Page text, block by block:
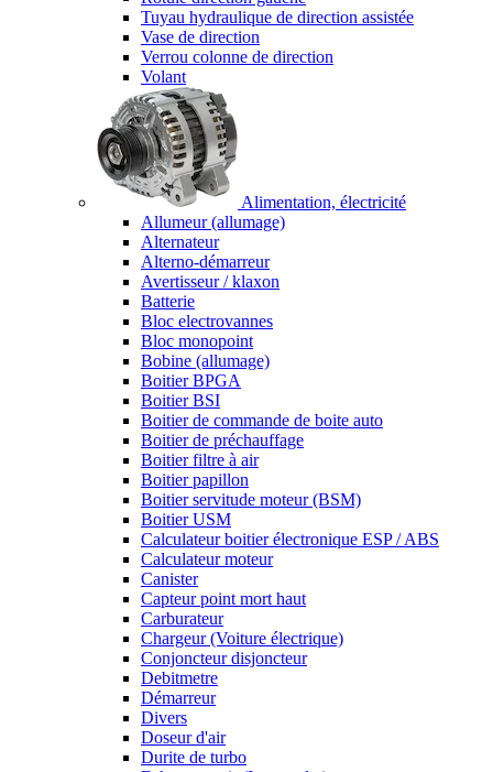
Tuyau hydraulique de direction assistée
Vase de direction
Verrou colonne de direction
Volant
Alimentation, électricité
Allumeur (allumage)
Alternateur
Alterno-démarreur
Avertisseur / klaxon
Batterie
Bloc electrovannes
Bloc monopoint
Bobine (allumage)
Boitier BPGA
Boitier BSI
Boitier de commande de boite auto
Boitier de préchauffage
Boitier filtre à air
Boitier papillon
Boitier servitude moteur (BSM)
Boitier USM
Calculateur boitier électronique ESP / ABS
Calculateur moteur
Canister
Capteur point mort haut
Carburateur
Chargeur (Voiture électrique)
Conjoncteur disjoncteur
Debitmetre
Démarreur
Divers
Doseur d'air
Durite de turbo